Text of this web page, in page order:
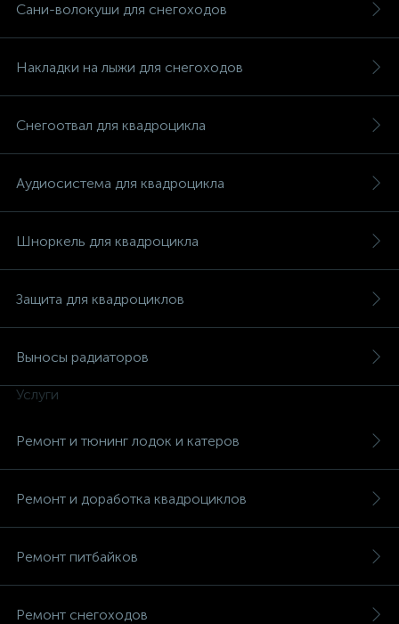
Сани-волокуши для снегоходов
Накладки на лыжи для снегоходов
Снегоотвал для квадроцикла
Аудиосистема для квадроцикла
Шноркель для квадроцикла
Защита для квадроциклов
Выносы радиаторов
Услуги
Ремонт и тюнинг лодок и катеров
Ремонт и доработка квадроциклов
Ремонт питбайков
Ремонт снегоходов